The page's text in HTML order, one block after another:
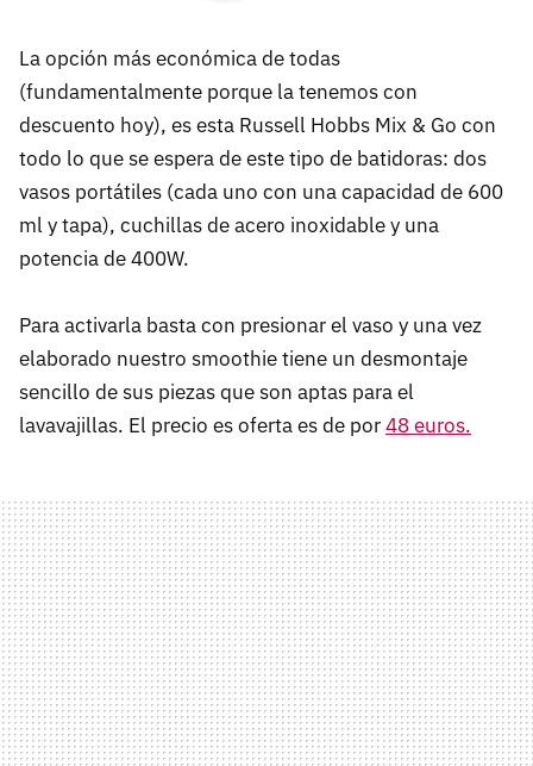
La opción más económica de todas
(fundamentalmente porque la tenemos con
descuento hoy), es esta Russell Hobbs Mix & Go con
todo lo que se espera de este tipo de batidoras: dos
vasos portátiles (cada uno con una capacidad de 600
ml y tapa), cuchillas de acero inoxidable y una
potencia de 400W.
Para activarla basta con presionar el vaso y una vez
elaborado nuestro smoothie tiene un desmontaje
sencillo de sus piezas que son aptas para el
lavavajillas. El precio es oferta es de por48 euros.